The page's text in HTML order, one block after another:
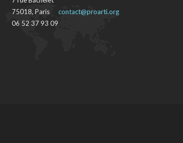
75018, Paris
06 52 37 93 09
contact@proarti.org